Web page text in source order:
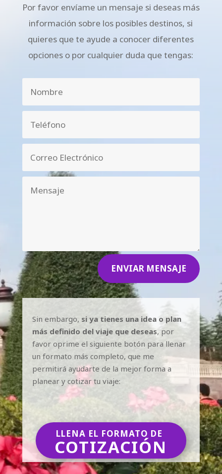
Por favor envíame un mensaje si deseas más
información sobre los posibles destinos, si
quieres que te ayude a conocer diferentes
opciones o por cualquier duda que tengas:
ENVIAR MENSAJE
Sin embargo, si ya tienes una idea o plan
más definido del viaje que deseas, por
favor oprime el siguiente botón para llenar
un formato más completo, que me
permitirá ayudarte de la mejor forma a
planear y cotizar tu viaje:
LLENA EL FORMATO DE
COTIZACIÓN